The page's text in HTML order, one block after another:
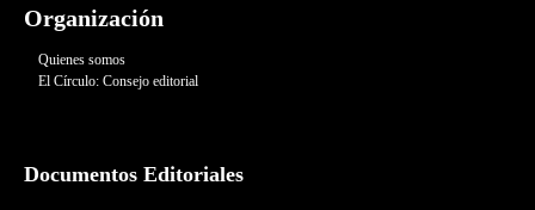
Organización
Quienes somos
El Círculo: Consejo editorial
Documentos Editoriales